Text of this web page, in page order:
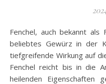
Fenchel, auch bekannt als Fenchelknolle, ist nicht nur ein
beliebtes Gewürz in der
tiefgreifende Wirkung auf
Fenchel reicht bis in die
heilenden Eigenschaften